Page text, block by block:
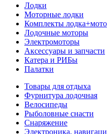
Лодки
Моторные лодки
Комплекты
Лодочные моторы
Электромоторы
Аксессуары и запчасти
Катера и РИБы
Палатки
Товары для отдыха
Фурнитура лодочная
Велосипеды
Рыболовные снасти
Снаряжение
Электроника,